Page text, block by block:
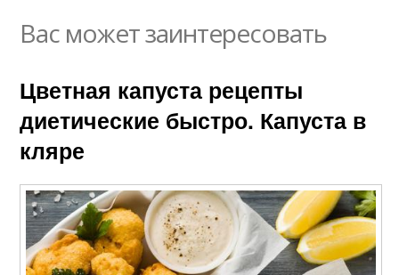
Вас может заинтересовать
Цветная капуста рецепты
диетические быстро. Капуста в
кляре